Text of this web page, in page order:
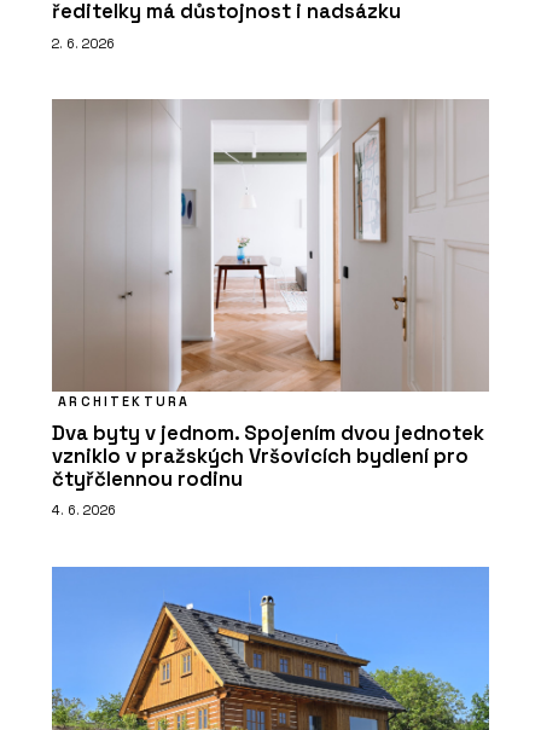
ředitelky má důstojnost i nadsázku
2. 6. 2026
ARCHITEKTURA
Dva byty v jednom. Spojením dvou jednotek
vzniklo v pražských Vršovicích bydlení pro
čtyřčlennou rodinu
4. 6. 2026